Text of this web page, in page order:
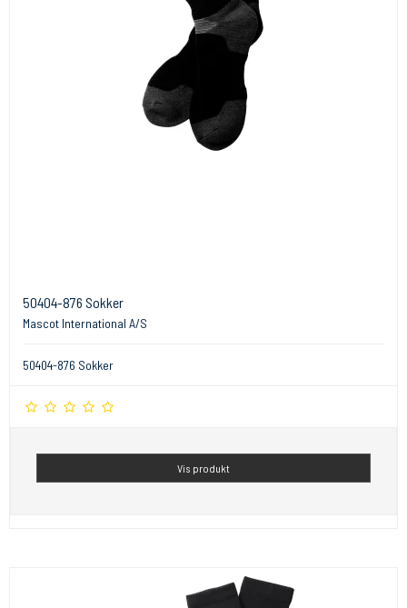
50404-876 Sokker
Mascot International A/S
50404-876 Sokker
Vis produkt